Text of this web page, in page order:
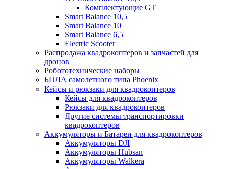
Комплектующие GT
Smart Balance 10,5
Smart Balance 10
Smart Balance 6,5
Electric Scooter
Распродажа квадрокоптеров и запчастей для
дронов
Робототехнические наборы
БПЛА самолетного типа Phoenix
Кейсы и рюкзаки для квадрокоптеров
Кейсы для квадрокоптеров
Рюкзаки для квадрокоптеров
Другие системы транспортировки
квадрокоптеров
Аккумуляторы и Батареи для квадрокоптеров
Аккумуляторы DJI
Аккумуляторы Hubsan
Аккумуляторы Walkera